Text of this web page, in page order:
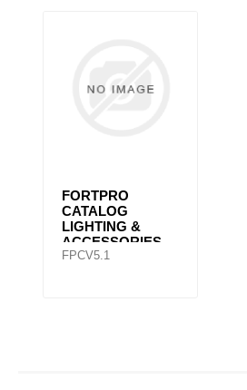
FORTPRO
CATALOG
LIGHTING &
ACCESSORIES
FPCV5.1